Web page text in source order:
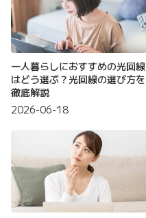
一人暮らしにおすすめの光回線
はどう選ぶ？光回線の選び方を
徹底解説
2026-06-18